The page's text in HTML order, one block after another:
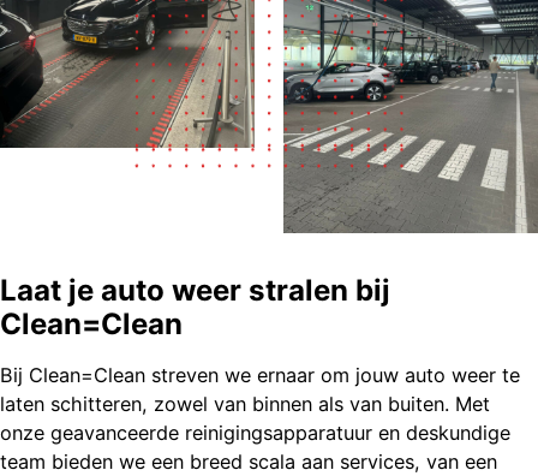
Laat je auto weer stralen bij
Clean=Clean
Bij Clean=Clean streven we ernaar om jouw auto weer te
laten schitteren, zowel van binnen als van buiten. Met
onze geavanceerde reinigingsapparatuur en deskundige
team bieden we een breed scala aan services, van een